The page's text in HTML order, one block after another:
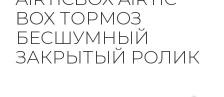
BOX ТОРМОЗ
БЕСШУМНЫЙ
ЗАКРЫТЫЙ РОЛИК